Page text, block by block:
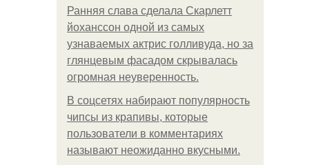
Ранняя слава сделала Скарлетт
йоханссон одной из самых
узнаваемых актрис голливуда, но за
глянцевым фасадом скрывалась
огромная неуверенность.
В соцсетях набирают популярность
чипсы из крапивы, которые
пользователи в комментариях
называют неожиданно вкусными.